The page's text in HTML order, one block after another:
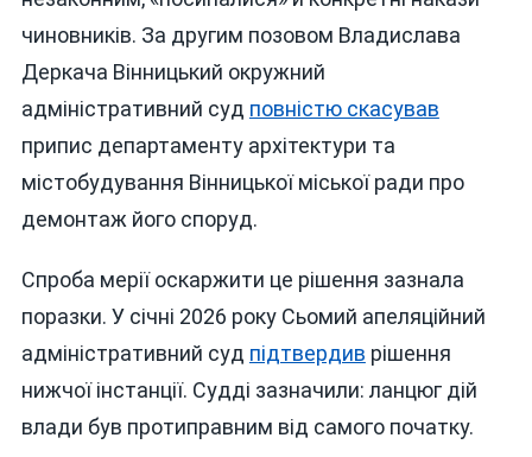
чиновників. За другим позовом Владислава
Деркача Вінницький окружний
адміністративний суд повністю скасував
припис департаменту архітектури та
містобудування Вінницької міської ради про
демонтаж його споруд.
Спроба мерії оскаржити це рішення зазнала
поразки. У січні 2026 року Сьомий апеляційний
адміністративний суд підтвердив рішення
нижчої інстанції. Судді зазначили: ланцюг дій
влади був протиправним від самого початку.